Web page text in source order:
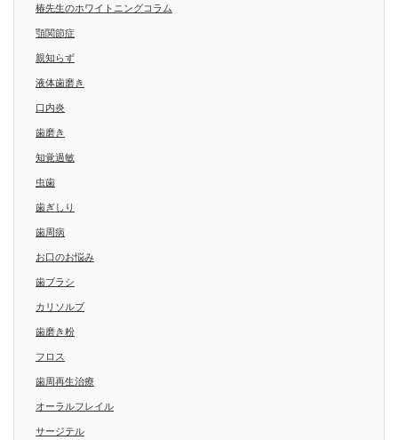
椿先生のホワイトニングコラム
顎関節症
親知らず
液体歯磨き
口内炎
歯磨き
知覚過敏
虫歯
歯ぎしり
歯周病
お口のお悩み
歯ブラシ
カリソルブ
歯磨き粉
フロス
歯周再生治療
オーラルフレイル
サージテル